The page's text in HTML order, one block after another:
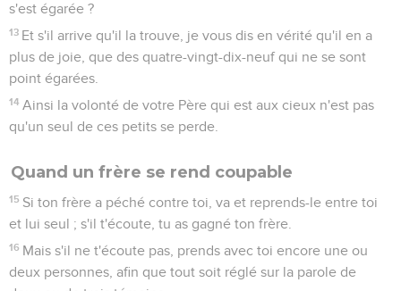
s'est égarée ?
13 Et s'il arrive qu'il la trouve, je vous dis en vérité qu'il en a
plus de joie, que des quatre-vingt-dix-neuf qui ne se sont
point égarées.
14 Ainsi la volonté de votre Père qui est aux cieux n'est pas
qu'un seul de ces petits se perde.
Quand un frère se rend coupable
15 Si ton frère a péché contre toi, va et reprends-le entre toi
et lui seul ; s'il t'écoute, tu as gagné ton frère.
16 Mais s'il ne t'écoute pas, prends avec toi encore une ou
deux personnes, afin que tout soit réglé sur la parole de